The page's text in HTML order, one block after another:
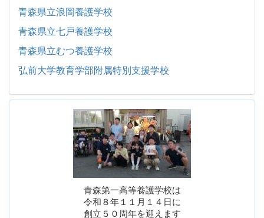
青森県立浪岡養護学校
青森県立七戸養護学校
青森県立むつ養護学校
弘前大学教育学部附属特別支援学校
青森第一高等養護学校は
令和８年１１月１４日に
創立５０周年を迎えます